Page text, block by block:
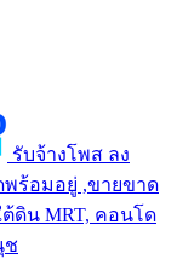
รับจ้างโพส ลง
ร้อมอยู่ ,ขายขาด
ดิน MRT, คอนโด
ช